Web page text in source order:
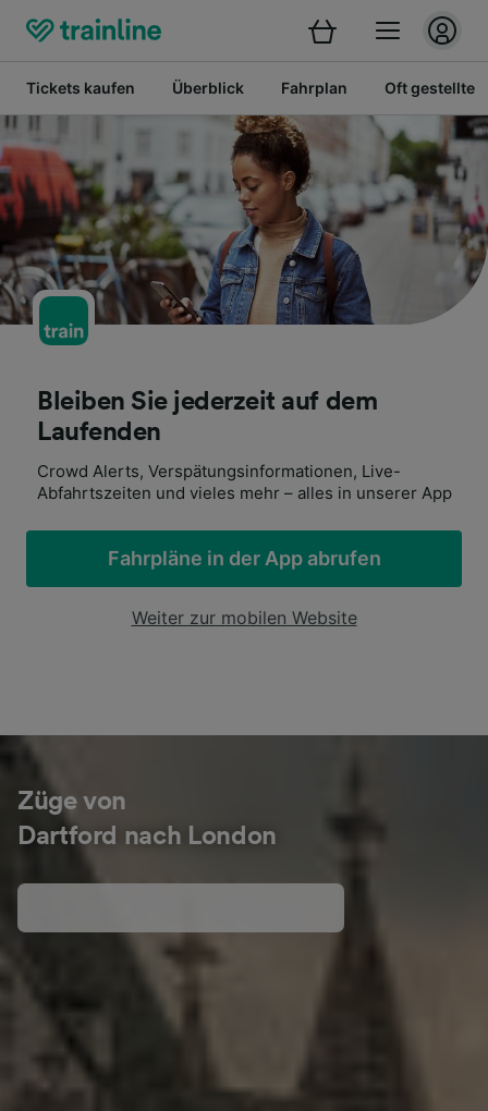
Tickets kaufen Überblick Fahrplan Oft gestellte
Bleiben Sie jederzeit auf dem
Laufenden
Crowd Alerts, Verspätungsinformationen, Live-
Abfahrtszeiten und vieles mehr – alles in unserer App
Fahrpläne in der App abrufen
Weiter zur mobilen Website
Züge von
Dartford nach London